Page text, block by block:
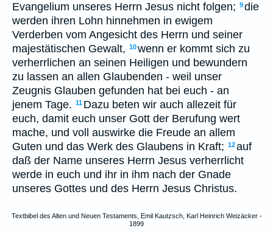
Evangelium unseres Herrn Jesus nicht folgen; 9die
werden ihren Lohn hinnehmen in ewigem
Verderben vom Angesicht des Herrn und seiner
majestätischen Gewalt, 10wenn er kommt sich zu
verherrlichen an seinen Heiligen und bewundern
zu lassen an allen Glaubenden - weil unser
Zeugnis Glauben gefunden hat bei euch - an
jenem Tage. 11 Dazu beten wir auch allezeit für
euch, damit euch unser Gott der Berufung wert
mache, und voll auswirke die Freude an allem
Guten und das Werk des Glaubens in Kraft; 12auf
daß der Name unseres Herrn Jesus verherrlicht
werde in euch und ihr in ihm nach der Gnade
unseres Gottes und des Herrn Jesus Christus.
Textbibel des Alten und Neuen Testaments, Emil Kautzsch, Karl Heinrich Weizäcker -
1899